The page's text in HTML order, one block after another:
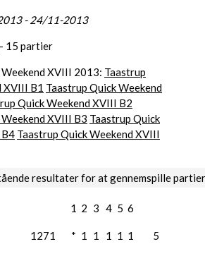
- 24/11-2013
- 15 partier
XVIII 2013: Taastrup
XVIII B1 Taastrup Quick Weekend
Quick Weekend XVIII B2
XVIII B3 Taastrup Quick
Taastrup Quick Weekend XVIII
resultater for at gennemspille partier
1 2 3 4 5 6
1271 * 1 1 1 1 1 5